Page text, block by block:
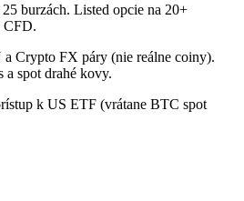
burzách. Listed opcie na 20+
CFD.
Crypto FX páry (nie reálne coiny).
spot drahé kovy.
k US ETF (vrátane BTC spot